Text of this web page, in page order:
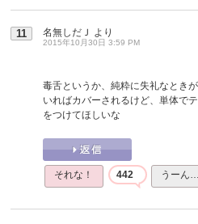
11 名無しだＪ より
2015年10月30日 3:59 PM
毒舌というか、純粋に失礼なとき
いればカバーされるけど、単体で
をつけてほしいな
それな！ 442 うーん…